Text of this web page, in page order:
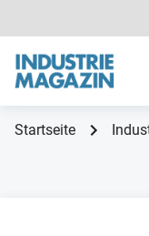
Startseite